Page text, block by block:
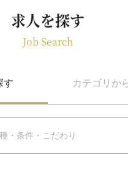
求人を探す
Job Search
す カテゴリか